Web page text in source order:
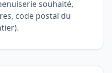
souhaité,
code postal du